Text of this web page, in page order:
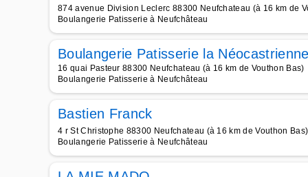
874 avenue Division Leclerc 88300 Neufchateau (à 16 km de
Boulangerie Patisserie à Neufchâteau
Boulangerie Patisserie la
16 quai Pasteur 88300 Neufchateau (à 16 km de Vouthon Bas)
Boulangerie Patisserie à Neufchâteau
Bastien Franck
4 r St Christophe 88300 Neufchateau (à 16 km de Vouthon Bas)
Boulangerie Patisserie à Neufchâteau